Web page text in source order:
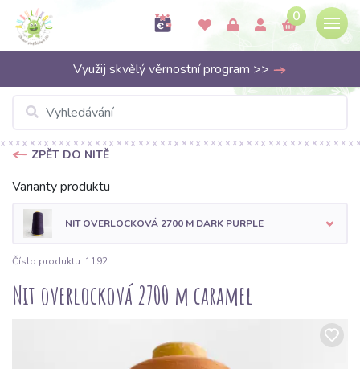
0
Využij skvělý věrnostní program >>
ZPĚT DO NITĚ
Varianty produktu
NIT OVERLOCKOVÁ 2700 M DARK PURPLE
Číslo produktu: 1192
Nit overlocková 2700 m caramel